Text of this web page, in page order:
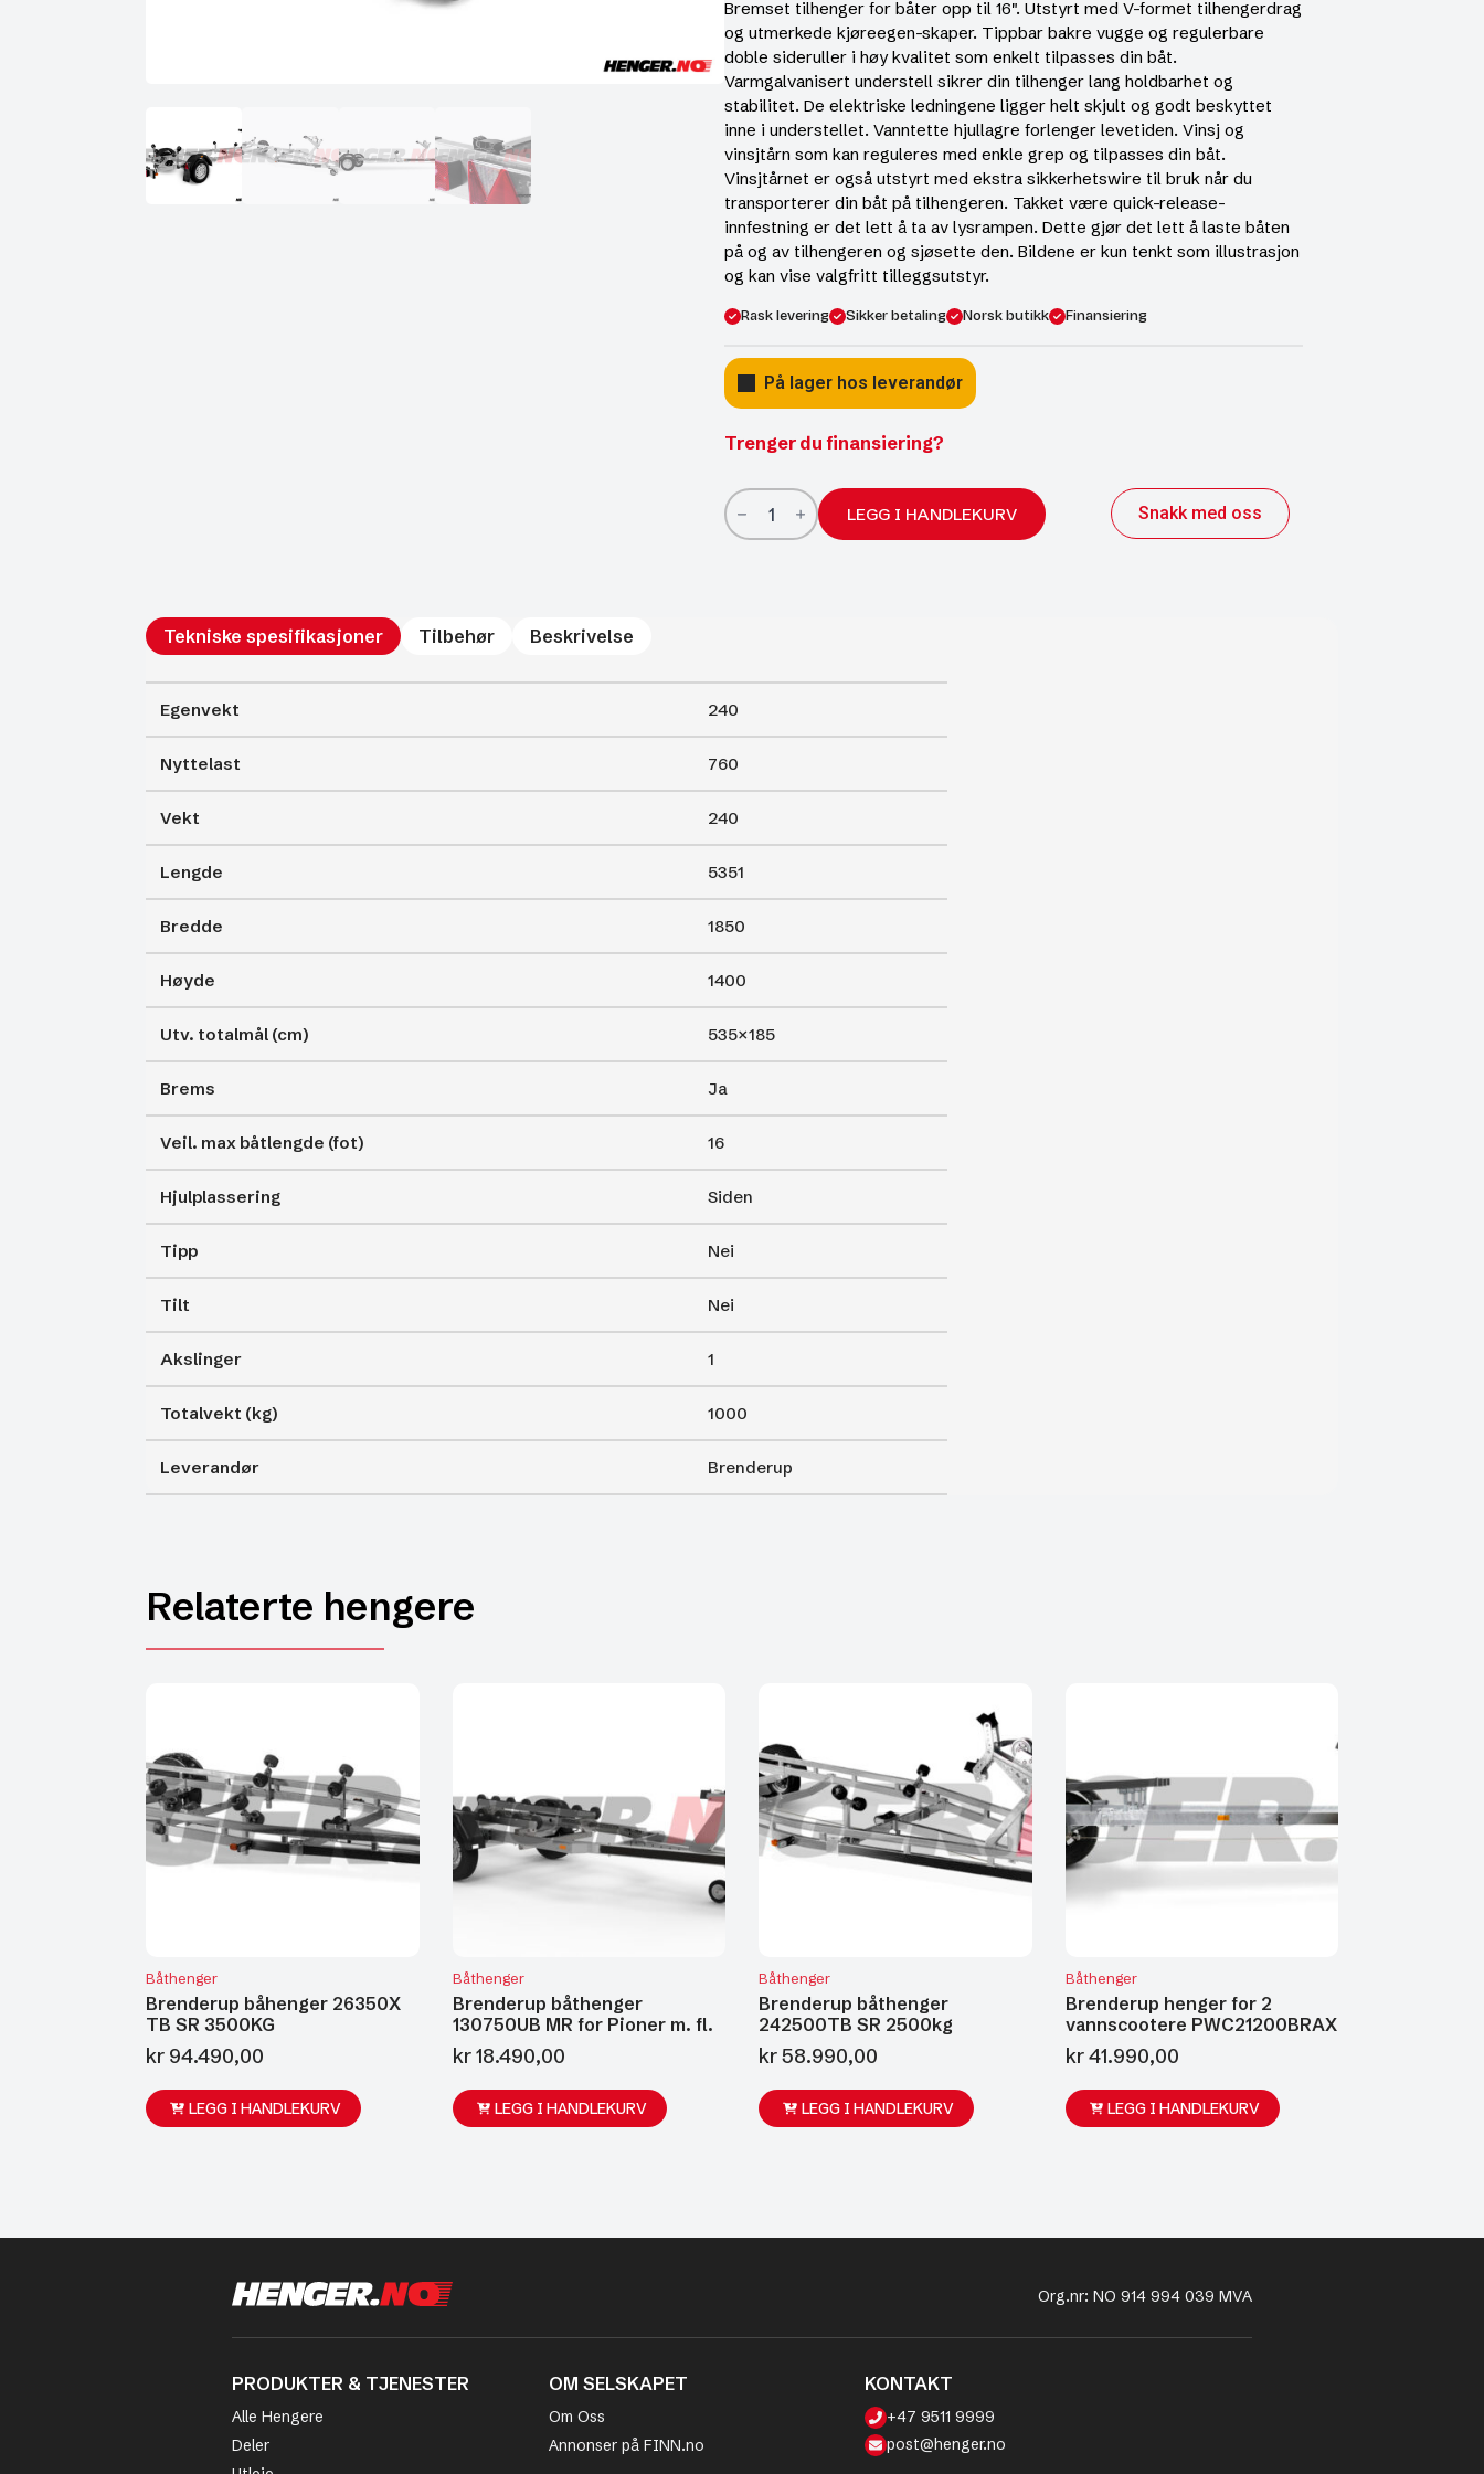
Bremset tilhenger for båter opp til 16″. Utstyrt med V-formet tilhengerdrag
og utmerkede kjøreegen-skaper. Tippbar bakre vugge og regulerbare
doble sideruller i høy kvalitet som enkelt tilpasses din båt.
Varmgalvanisert understell sikrer din tilhenger lang holdbarhet og
stabilitet. De elektriske ledningene ligger helt skjult og godt beskyttet
inne i understellet. Vanntette hjullagre forlenger levetiden. Vinsj og
vinsjtårn som kan reguleres med enkle grep og tilpasses din båt.
Vinsjtårnet er også utstyrt med ekstra sikkerhetswire til bruk når du
transporterer din båt på tilhengeren. Takket være quick-release-
innfestning er det lett å ta av lysrampen. Dette gjør det lett å laste båten
på og av tilhengeren og sjøsette den. Bildene er kun tenkt som illustrasjon
og kan vise valgfritt tilleggsutstyr.
Rask levering Sikker betaling Norsk butikk Finansiering
På lager hos leverandør
Trenger du finansiering?
Brenderup
båthenger
161000B
LEGG I HANDLEKURV Snakk med oss
Tekniske spesifikasjoner Tilbehør Beskrivelse
Egenvekt 240
Nyttelast 760
Vekt 240
Lengde 5351
Bredde 1850
Høyde 1400
Utv. totalmål (cm) 535×185
Brems Ja
Veil. max båtlengde (fot) 16
Hjulplassering Siden
Tipp Nei
Tilt Nei
Akslinger 1
Totalvekt (kg) 1000
Leverandør Brenderup
Relaterte hengere
Båthenger
Brenderup båhenger 26350X
TB SR 3500KG
kr 94.490,00
LEGG I HANDLEKURV
Båthenger
Brenderup båthenger
130750UB MR for Pioner m. fl.
kr18.490,00
LEGG I HANDLEKURV
Båthenger
Brenderup båthenger
242500TB SR 2500kg
kr58.990,00
LEGG I HANDLEKURV
Båthenger
Brenderup henger for 2
vannscootere PWC21200BRAX
kr41.990,00
LEGG I HANDLEKURV
Org.nr: NO 914 994 039 MVA
PRODUKTER & TJENESTER
Alle Hengere
Deler
OM SELSKAPET
Om Oss
Annonser på FINN.no
KONTAKT
+47 9511 9999
post@henger.no